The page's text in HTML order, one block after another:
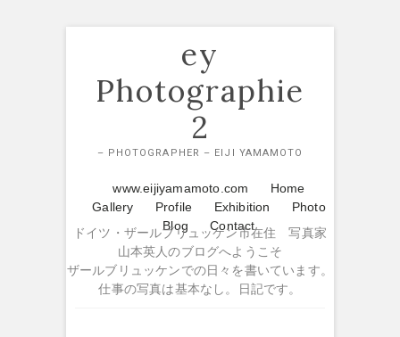
ey
Photographie
2
– PHOTOGRAPHER – EIJI YAMAMOTO
www.eijiyamamoto.com
Home
Gallery
Profile Exhibition
Photo
Blog
Contact
ドイツ・ザールブリュッケン市在住 写真家
山本英人のブログへようこそ
ザールブリュッケンでの日々を書いています。
仕事の写真は基本なし。日記です。